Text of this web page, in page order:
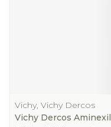
Vichy, Vichy Dercos
Vichy Dercos Aminexil